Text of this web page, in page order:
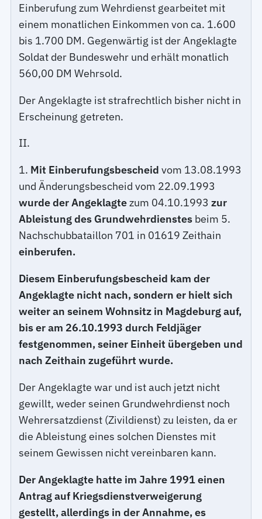
Einberufung zum Wehrdienst gearbeitet mit
einem monatlichen Einkommen von ca. 1.600
bis 1.700 DM. Gegenwärtig ist der Angeklagte
Soldat der Bundeswehr und erhält monatlich
560,00 DM Wehrsold.
Der Angeklagte ist strafrechtlich bisher nicht in
Erscheinung getreten.
II.
1. Mit Einberufungsbescheid vom 13.08.1993
und Änderungsbescheid vom 22.09.1993
wurde der Angeklagtezum 04.10.1993zur
Ableistung des Grundwehrdienstes beim 5.
Nachschubbataillon 701 in 01619 Zeithain
einberufen.
Diesem Einberufungsbescheid kam der
Angeklagte nicht nach, sondern er hielt sich
weiter an seinem Wohnsitz in Magdeburg auf,
bis er am 26.10.1993 durch Feldjäger
festgenommen, seiner Einheit übergeben und
nach Zeithain zugeführt wurde.
Der Angeklagte war und ist auch jetzt nicht
gewillt, weder seinen Grundwehrdienst noch
Wehrersatzdienst (Zivildienst) zu leisten, da er
die Ableistung eines solchen Dienstes mit
seinem Gewissen nicht vereinbaren kann.
Der Angeklagte hatte im Jahre 1991 einen
Antrag auf Kriegsdienstverweigerung
gestellt, allerdings in der Annahme, es